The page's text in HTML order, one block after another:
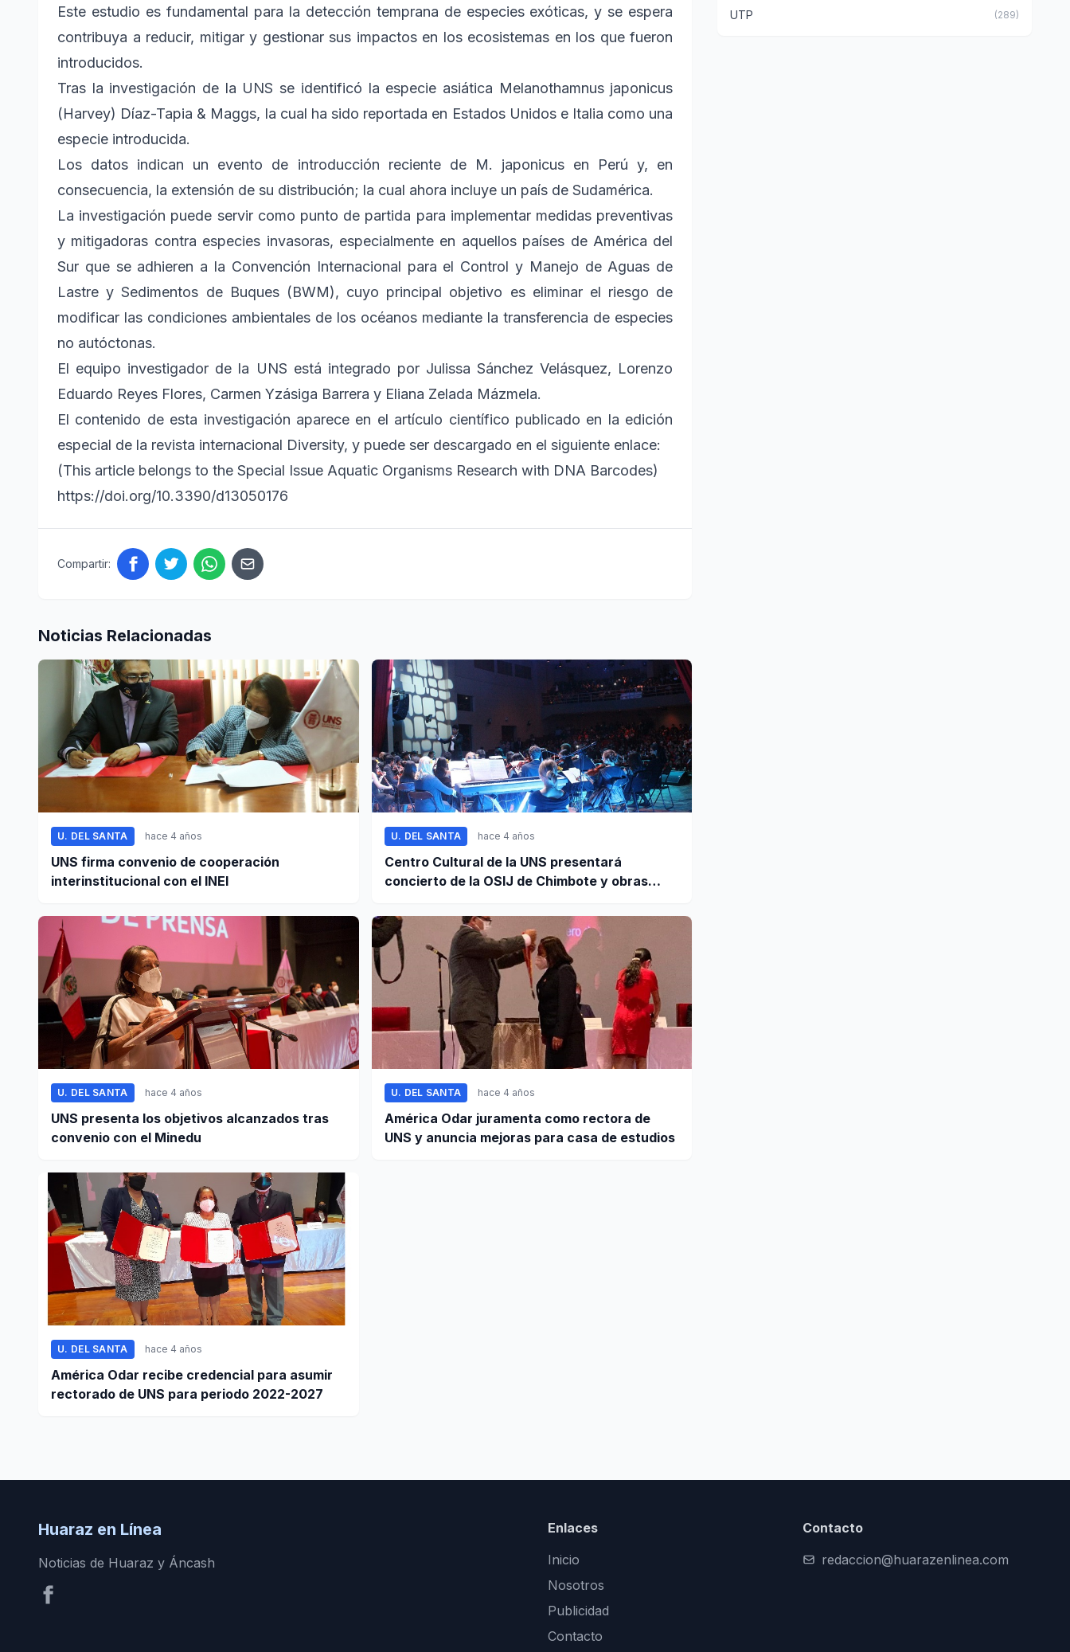
Este estudio es fundamental para la detección temprana de especies exóticas, y se espera
contribuya a reducir, mitigar y gestionar sus impactos en los ecosistemas en los que fueron
introducidos.
Tras la investigación de la UNS se identificó la especie asiática Melanothamnus japonicus
(Harvey) Díaz-Tapia & Maggs, la cual ha sido reportada en Estados Unidos e Italia como una
especie introducida.
Los datos indican un evento de introducción reciente de M. japonicus en Perú y, en
consecuencia, la extensión de su distribución; la cual ahora incluye un país de Sudamérica.
La investigación puede servir como punto de partida para implementar medidas preventivas
y mitigadoras contra especies invasoras, especialmente en aquellos países de América del
Sur que se adhieren a la Convención Internacional para el Control y Manejo de Aguas de
Lastre y Sedimentos de Buques (BWM), cuyo principal objetivo es eliminar el riesgo de
modificar las condiciones ambientales de los océanos mediante la transferencia de especies
no autóctonas.
El equipo investigador de la UNS está integrado por Julissa Sánchez Velásquez, Lorenzo
Eduardo Reyes Flores, Carmen Yzásiga Barrera y Eliana Zelada Mázmela.
El contenido de esta investigación aparece en el artículo científico publicado en la edición
especial de la revista internacional Diversity, y puede ser descargado en el siguiente enlace:
(This article belongs to the Special Issue Aquatic Organisms Research with DNA Barcodes)
https://doi.org/10.3390/d13050176
Compartir:
Noticias Relacionadas
U. DEL SANTA hace 4 años
UNS firma convenio de cooperación
interinstitucional con el INEI
U. DEL SANTA hace 4 años
Centro Cultural de la UNS presentará
concierto de la OSIJ de Chimbote y obras
U. DEL SANTA hace 4 años
UNS presenta los objetivos alcanzados tras
convenio con el Minedu
U. DEL SANTA hace 4 años
América Odar juramenta como rectora de
UNS y anuncia mejoras para casa de estudios
U. DEL SANTA hace 4 años
América Odar recibe credencial para asumir
rectorado de UNS para periodo 2022-2027
UTP (289)
Huaraz en Línea
Noticias de Huaraz y Áncash
Enlaces
Inicio
Nosotros
Publicidad
Contacto
Contacto
redaccion@huarazenlinea.com